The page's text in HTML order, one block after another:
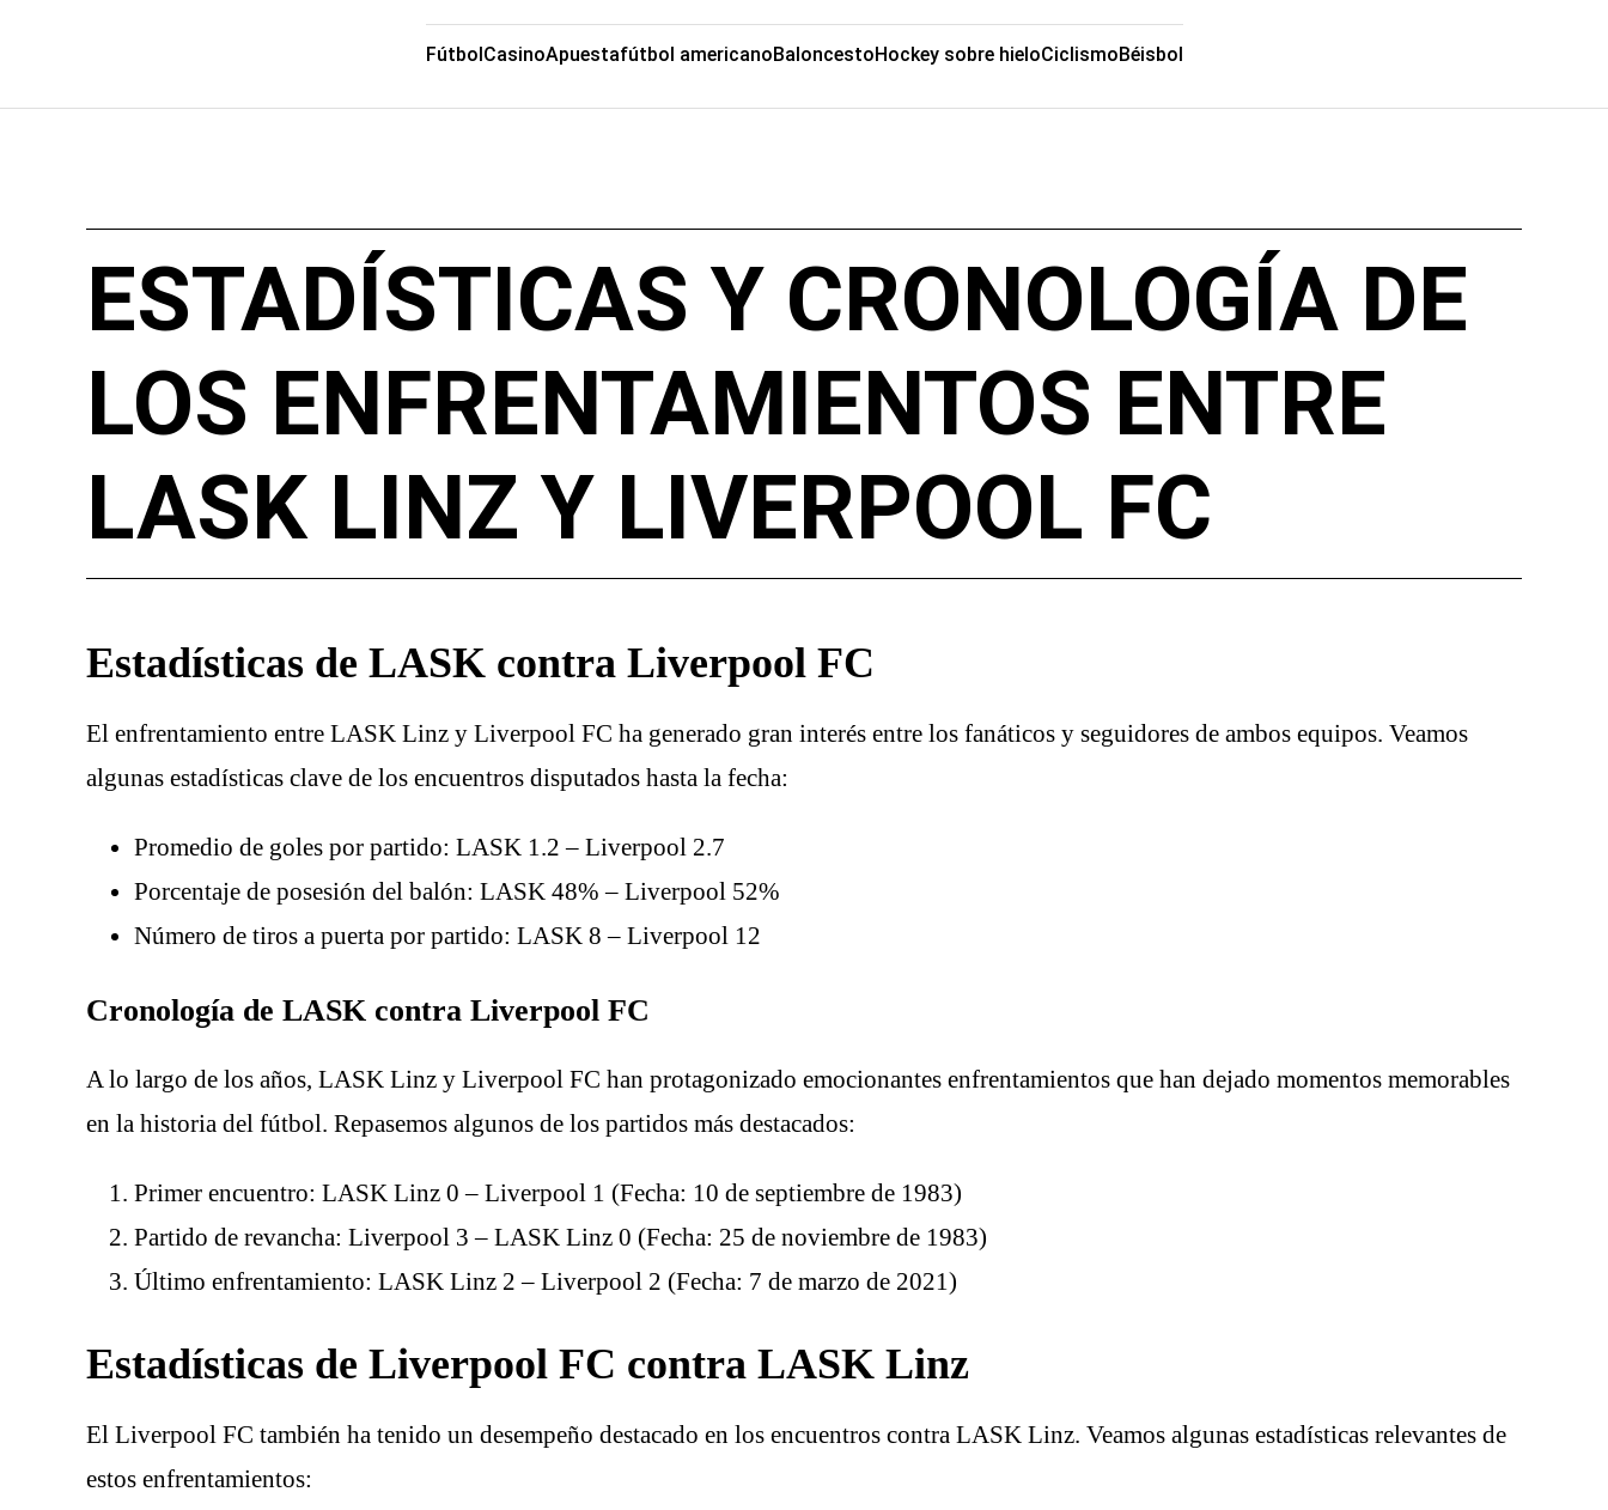
FútbolCasinoApuestafútbol americanoBaloncestoHockey sobre hieloCiclismoBéisbol
ESTADÍSTICAS Y CRONOLOGÍA DE
LOS ENFRENTAMIENTOS ENTRE
LASK LINZ Y LIVERPOOL FC
Estadísticas de LASK contra Liverpool FC
El enfrentamiento entre LASK Linz y Liverpool FC ha generado gran interés entre los fanáticos y seguidores de ambos equipos. Veamos
algunas estadísticas clave de los encuentros disputados hasta la fecha:
Promedio de goles por partido: LASK 1.2 – Liverpool 2.7
Porcentaje de posesión del balón: LASK 48% – Liverpool 52%
Número de tiros a puerta por partido: LASK 8 – Liverpool 12
Cronología de LASK contra Liverpool FC
A lo largo de los años, LASK Linz y Liverpool FC han protagonizado emocionantes enfrentamientos que han dejado momentos memorables
en la historia del fútbol. Repasemos algunos de los partidos más destacados:
Primer encuentro: LASK Linz 0 – Liverpool 1 (Fecha: 10 de septiembre de 1983)
Partido de revancha: Liverpool 3 – LASK Linz 0 (Fecha: 25 de noviembre de 1983)
Último enfrentamiento: LASK Linz 2 – Liverpool 2 (Fecha: 7 de marzo de 2021)
Estadísticas de Liverpool FC contra LASK Linz
El Liverpool FC también ha tenido un desempeño destacado en los encuentros contra LASK Linz. Veamos algunas estadísticas relevantes de
estos enfrentamientos: